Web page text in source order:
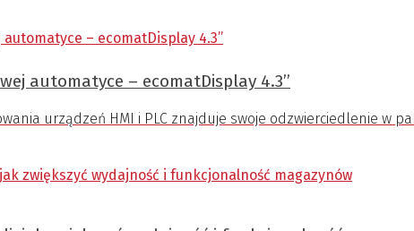
automatyce – ecomatDisplay 4.3’’
urządzeń HMI i PLC znajduje swoje odzwierciedlenie w